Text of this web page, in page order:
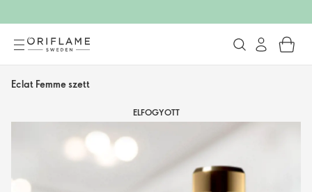
Eclat Femme szett
ELFOGYOTT